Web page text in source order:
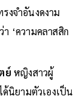
งจำอันงดงาม
‘ความคลาสสิก
ย์หญิงสาวผู้
ด้นิยามตัวเองเป็น